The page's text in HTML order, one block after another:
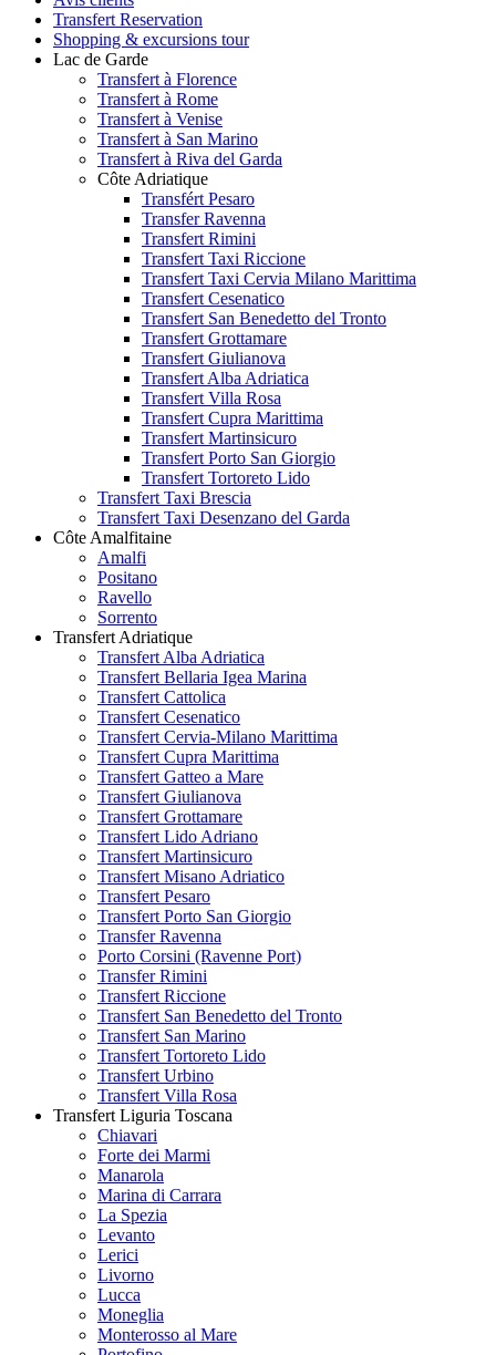
Transfert Reservation
Shopping & excursions tour
Lac de Garde
Transfert à Florence
Transfert à Rome
Transfert à Venise
Transfert à San Marino
Transfert à Riva del Garda
Côte Adriatique
Transfért Pesaro
Transfer Ravenna
Transfert Rimini
Transfert Taxi Riccione
Transfert Taxi Cervia Milano Marittima
Transfert Cesenatico
Transfert San Benedetto del Tronto
Transfert Grottamare
Transfert Giulianova
Transfert Alba Adriatica
Transfert Villa Rosa
Transfert Cupra Marittima
Transfert Martinsicuro
Transfert Porto San Giorgio
Transfert Tortoreto Lido
Transfert Taxi Brescia
Transfert Taxi Desenzano del Garda
Côte Amalfitaine
Amalfi
Positano
Ravello
Sorrento
Transfert Adriatique
Transfert Alba Adriatica
Transfert Bellaria Igea Marina
Transfert Cattolica
Transfert Cesenatico
Transfert Cervia-Milano Marittima
Transfert Cupra Marittima
Transfert Gatteo a Mare
Transfert Giulianova
Transfert Grottamare
Transfert Lido Adriano
Transfert Martinsicuro
Transfert Misano Adriatico
Transfert Pesaro
Transfert Porto San Giorgio
Transfer Ravenna
Porto Corsini (Ravenne Port)
Transfer Rimini
Transfert Riccione
Transfert San Benedetto del Tronto
Transfert San Marino
Transfert Tortoreto Lido
Transfert Urbino
Transfert Villa Rosa
Transfert Liguria Toscana
Chiavari
Forte dei Marmi
Manarola
Marina di Carrara
La Spezia
Levanto
Lerici
Livorno
Lucca
Moneglia
Monterosso al Mare